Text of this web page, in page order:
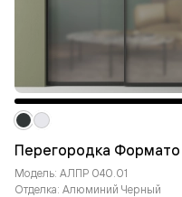
Перегородка
Модель: АЛПР 040.01
Отделка: Алюминий Черный